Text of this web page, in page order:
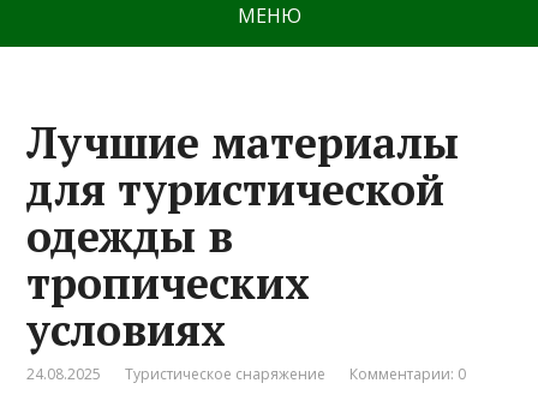
МЕНЮ
Лучшие материалы
для туристической
одежды в
тропических
условиях
24.08.2025 Туристическое снаряжение Комментарии: 0